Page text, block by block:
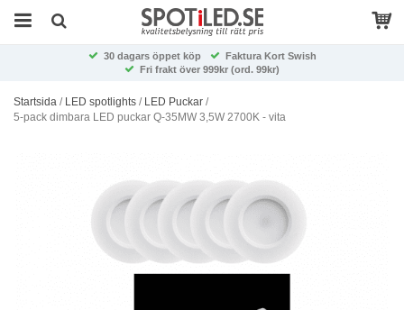
30 dagars öppet köp
Faktura Kort Swish
Fri frakt över 999kr (ord. 99kr)
Startsida / LED spotlights / LED Puckar /
5-pack dimbara LED puckar Q-35MW 3,5W 2700K - vita